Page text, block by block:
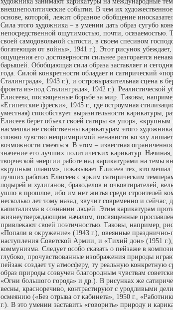
внешнеполитические события. В чем их художественное
основе, которой, лежит образное обобщение
Сила этого художника – в умении дать образ сугубо
непосредственной ощутимостью, почти,
своей самодовольной сытости, в своем спесивом
богатеющая от войны», 1941 г.). Этот рисунок
ощущения его достоверности сильнее разгорается
барышей. Обобщающая сила образа заставляет и
года. Силой конкретности обладает и сатирический
Сталинграда», 1943 г.), и островыразительная сцена в
фронта из-под Сталинграда», 1942 г.). Реалистической
Елисеева, посвященные борьбе за мир. Таковы,
«Египетские фрески», 1945 г., где остроумная
уместная) способствует выразительности карикатуры,
Елисеев берет объект своей сатиры «в упор»,
насмешка не свойственны карикатурам этого
словно чувство непримиримой ненависти ко злу
возможности смеяться. В этом – известная
значение его лучших политических карикатур.
творческой энергии работе над карикатурами на темы
«крупным планом», показывает Елисеев тех, кто
лучших работах Елисеев с ярким сатирическим
лодырей и хулиганов, бракоделов и очковтирателей,
ушло в прошлое, ибо им нет житья среди строителей
несколько лет тому назад, звучит современно и
капитализма в сознании людей. Этим карикатурам
жизнеутверждающим началом, посвященные
привлекают своей поэтичностью. Таковы, например,
«Попали в окружение» (1943 г.), овеянные
наступления Советской Армии, и «Тихий дон» (1951
коммунизма. Следует особо сказать о пейзаже в
глубоко, прочувствованные изображения природы
пейзаж создает ту атмосферу, ту реальную конкретную
образ природы созвучен благородным чувствам
«Огни большого города» и др.). В рисунках же
весны, красноречиво, контрастируют с уродливыми
осмеянию («Без отрыва от кабинета», 1950 г.,
г.). В это умении заставить «говорить» природу и